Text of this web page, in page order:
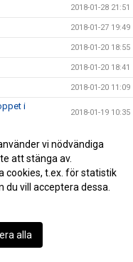
2018-01-28 21:51
2018-01-27 19:49
2018-01-20 18:55
2018-01-20 18:41
2018-01-20 11:09
i
2018-01-19 10:35
2018-01-17 09:50
vi nödvändiga
att stänga av.
cookies, t.ex. för statistik
du vill acceptera dessa.
alla